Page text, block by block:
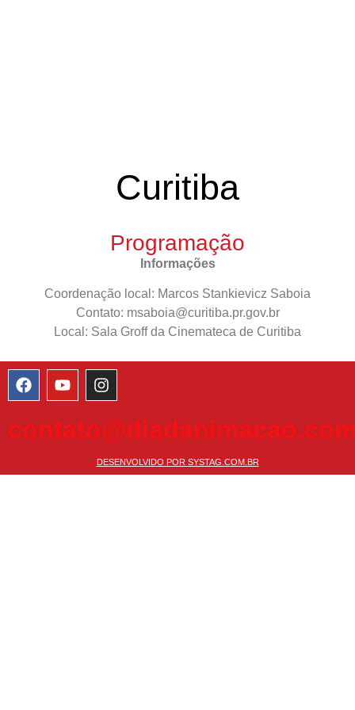
Curitiba
Programação
Informações
Coordenação local: Marcos Stankievicz Saboia
Contato: msaboia@curitiba.pr.gov.br
Local: Sala Groff da Cinemateca de Curitiba
DESENVOLVIDO POR SYSTAG.COM.BR